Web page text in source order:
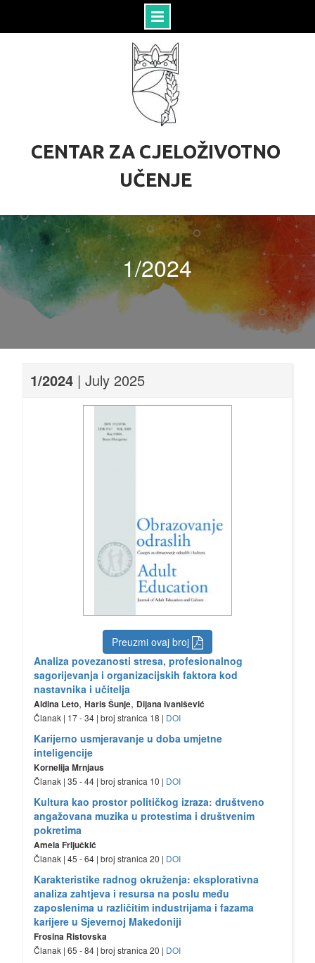
CENTAR ZA CJELOŽIVOTNO
UČENJE
1/2024
1/2024| July 2025
Preuzmi ovaj broj
Analiza povezanosti stresa, profesionalnog
sagorijevanja i organizacijskih faktora kod
nastavnika i učitelja
Aldina Leto, Haris Šunje, Dijana Ivanišević
Članak | 17 - 34 | broj stranica 18 | DOI
Karijerno usmjeravanje u doba umjetne
inteligencije
Kornelija Mrnjaus
Članak | 35 - 44 | broj stranica 10 | DOI
Kultura kao prostor političkog izraza: društveno
angažovana muzika u protestima i društvenim
pokretima
Amela Frljučkić
Članak | 45 - 64 | broj stranica 20 | DOI
Karakteristike radnog okruženja: eksplorativna
analiza zahtjeva i resursa na poslu među
zaposlenima u različitim industrijama i fazama
karijere u Sjevernoj Makedoniji
Frosina Ristovska
Članak | 65 - 84 | broj stranica 20 | DOI